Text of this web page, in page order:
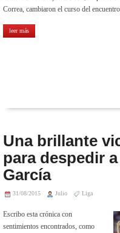
Correa, cambiaron el curso del encuentro.
leer más
Una brillante
para despedir
García
31/08/2015 Julio Liga
Escribo esta crónica con
sentimientos encontrados, como